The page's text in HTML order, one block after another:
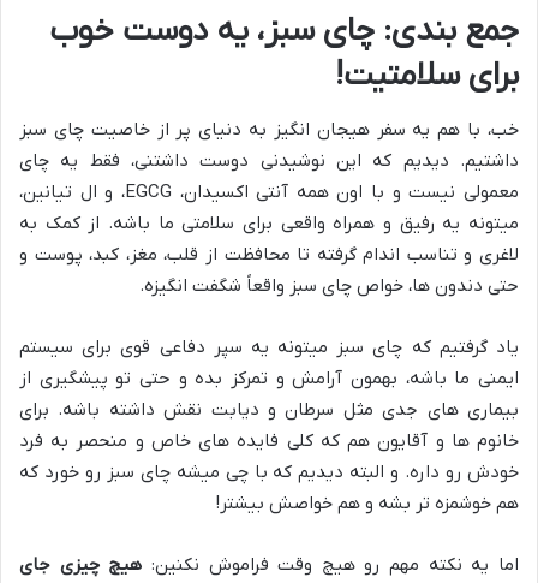
جمع بندی: چای سبز، یه دوست خوب
برای سلامتیت!
خب، با هم یه سفر هیجان انگیز به دنیای پر از خاصیت چای سبز
داشتیم. دیدیم که این نوشیدنی دوست داشتنی، فقط یه چای
معمولی نیست و با اون همه آنتی اکسیدان، EGCG، و ال تیانین،
میتونه یه رفیق و همراه واقعی برای سلامتی ما باشه. از کمک به
لاغری و تناسب اندام گرفته تا محافظت از قلب، مغز، کبد، پوست و
حتی دندون ها، خواص چای سبز واقعاً شگفت انگیزه.
یاد گرفتیم که چای سبز میتونه یه سپر دفاعی قوی برای سیستم
ایمنی ما باشه، بهمون آرامش و تمرکز بده و حتی تو پیشگیری از
بیماری های جدی مثل سرطان و دیابت نقش داشته باشه. برای
خانوم ها و آقایون هم که کلی فایده های خاص و منحصر به فرد
خودش رو داره. و البته دیدیم که با چی میشه چای سبز رو خورد که
هم خوشمزه تر بشه و هم خواصش بیشتر!
اما یه نکته مهم رو هیچ وقت فراموش نکنین: هیچ چیزی جای